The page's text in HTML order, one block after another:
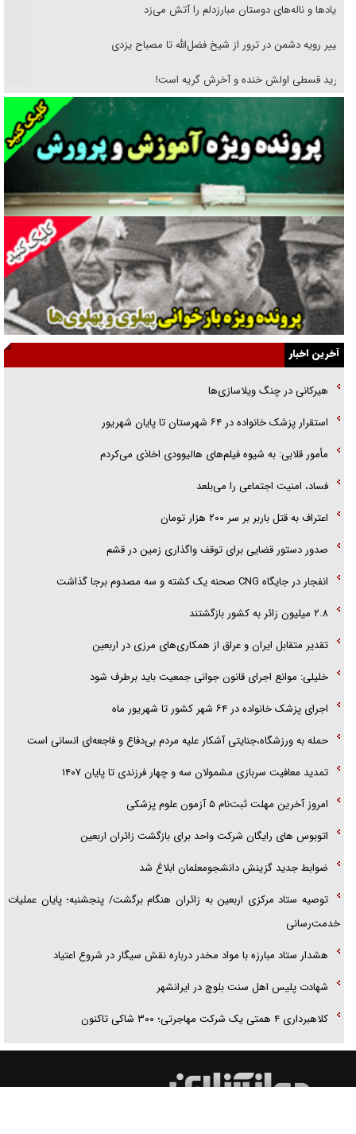
فریاد‌ها و ناله‌های دوستان مبارزدلم را آتش می‌زد
تغییر رویه دشمن در ترور از شیخ فضل‌الله تا مصباح یزدی
خرید قسطی اولش خنده و آخرش گریه است!
فوتبال و آن «بالا»!
راهبرد غافلگیری با نسل جدید پهپاد‌ها
جنجال پزشکان تقلبی در صنعت زیبایی
یهودی‌ها در ادبیات داستانی اروپا؛ از شکسپیر تا دیکنز
گفت‌وگو با خواهر یکی از شهدای جنگ رمضان/ خواهرم فرمانده جهادی و
اهل خدمت بی‌منت بود
جزئیات شکنجه‌هایم فراتر از آن است که در بیان بگنجد!
پلیس
آخرین اخبار
هیرکانی در چنگ ویلاسازی‌ها
‌استقرار پزشک خانواده در ۶۴ شهرستان تا پایان شهریور
مأمور قلابی: به شیوه فیلم‌های هالیوودی اخاذی می‌کردم
فساد، امنیت اجتماعی را می‌بلعد
‌‌اعتراف به قتل باربر بر سر ۲۰۰ هزار تومان
صدور دستور قضایی برای توقف واگذاری زمین در قشم
انفجار در جایگاه CNG صحنه یک کشته و سه مصدوم برجا گذاشت
۲.۸ میلیون زائر به کشور بازگشتند
تقدیر متقابل ایران و عراق از همکاری‌های مرزی در اربعین
خلیلی: موانع اجرای قانون جوانی جمعیت باید برطرف شود
اجرای پزشک خانواده در ۶۴ شهر کشور تا شهریور ماه
حمله به ورزشگاه،جنایتی آشکار علیه مردم بی‌دفاع و فاجعه‌ای انسانی است
تمدید معافیت سربازی مشمولان سه و چهار فرزندی تا پایان ۱۴۰۷
امروز آخرین مهلت ثبت‌نام ۵ آزمون علوم پزشکی
اتوبوس های رایگان شرکت واحد برای بازگشت زائران اربعین
ضوابط جدید گزینش دانشجومعلمان ابلاغ شد
توصیه ستاد مرکزی اربعین به زائران هنگام برگشت/ پنجشنبه؛ پایان عملیات
خدمت‌رسانی
هشدار ستاد مبارزه با مواد مخدر درباره نقش سیگار در شروع اعتیاد
شهادت پلیس اهل سنت بلوچ در ایرانشهر
کلاهبرداری ۴ همتی یک شرکت مهاجرتی؛ ۳۰۰ شاکی تاکنون